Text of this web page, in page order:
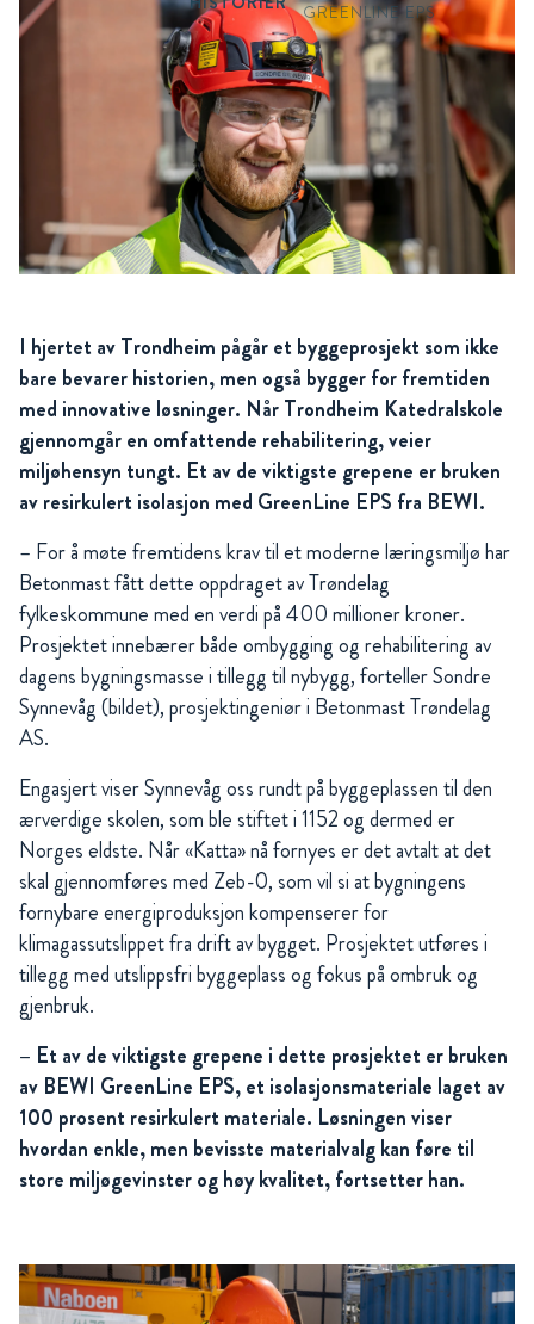
GREENLINE EPS
I hjertet av Trondheim pågår et byggeprosjekt som ikke
bare bevarer historien, men også bygger for fremtiden
med innovative løsninger. Når Trondheim Katedralskole
gjennomgår en omfattende rehabilitering, veier
miljøhensyn tungt. Et av de viktigste grepene er bruken
av resirkulert isolasjon med GreenLine EPS fra BEWI.
– For å møte fremtidens krav til et moderne læringsmiljø har
Betonmast fått dette oppdraget av Trøndelag
fylkeskommune med en verdi på 400 millioner kroner.
Prosjektet innebærer både ombygging og rehabilitering av
dagens bygningsmasse i tillegg til nybygg, forteller Sondre
Synnevåg (bildet), prosjektingeniør i Betonmast Trøndelag
AS.
Engasjert viser Synnevåg oss rundt på byggeplassen til den
ærverdige skolen, som ble stiftet i 1152 og dermed er
Norges eldste. Når «Katta» nå fornyes er det avtalt at det
skal gjennomføres med Zeb-0, som vil si at bygningens
fornybare energiproduksjon kompenserer for
klimagassutslippet fra drift av bygget. Prosjektet utføres i
tillegg med utslippsfri byggeplass og fokus på ombruk og
gjenbruk.
– Et av de viktigste grepene i dette prosjektet er bruken
av BEWI GreenLine EPS, et isolasjonsmateriale laget av
100 prosent resirkulert materiale. Løsningen viser
hvordan enkle, men bevisste materialvalg kan føre til
store miljøgevinster og høy kvalitet, fortsetter han.